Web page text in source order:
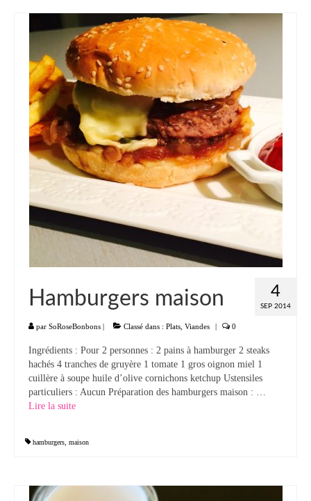
Brownies Cookies Muffins
Cakes Cheesecakes Pancakes
Caramel Compotes Confitures
Clafoutis Crèmes Flans
Crumbles Gâteaux secs Sablés
Friandises Mignardises
Panna cotta Tiramisu
Boissons
Cocktails
A propos
4
SEP 2014
Hamburgers maison
par SoRoseBonbons | Classé dans : Plats Viandes | 0
Ingrédients : Pour 2 personnes : 2 pains à hamburger 2 steaks
hachés 4 tranches de gruyère 1 tomate 1 gros oignon miel 1
cuillère à soupe huile d’olive cornichons ketchup Ustensiles
particuliers : Aucun Préparation des hamburgers maison : …
Lire la suite­­
hamburgers maison